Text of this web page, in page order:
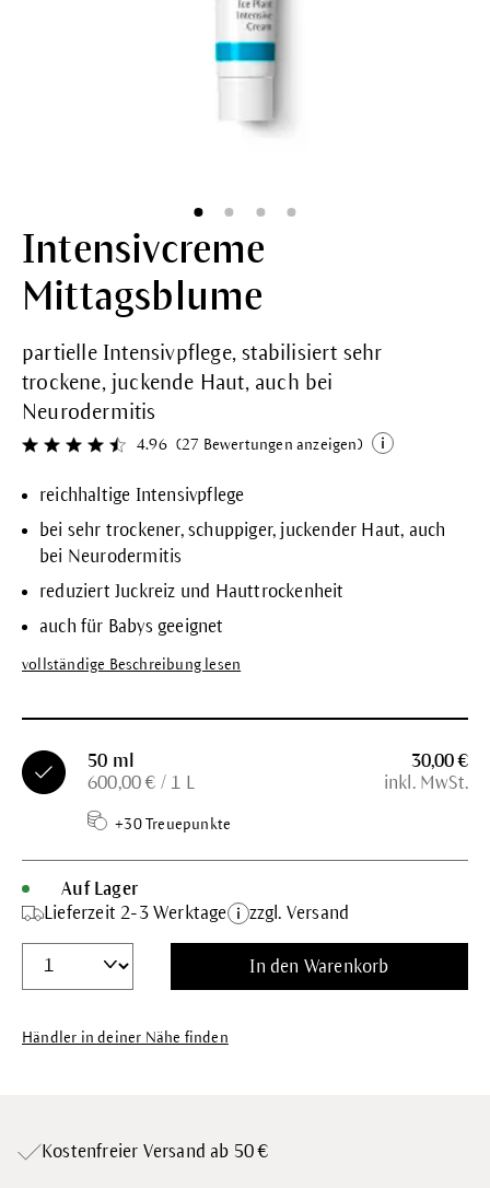
Intensivcreme
Mittagsblume
partielle Intensivpflege, stabilisiert sehr
trockene, juckende Haut, auch bei
Neurodermitis
Durchschnittliche Bewertung von 4.9 von 5 Sternen
4.96 (27 Bewertungen anzeigen)
reichhaltige Intensivpflege
bei sehr trockener, schuppiger, juckender Haut, auch
bei Neurodermitis
reduziert Juckreiz und Hauttrockenheit
auch für Babys geeignet
vollständige Beschreibung lesen
50 ml
600,00 € / 1 L
+30 Treuepunkte
30,00 €
inkl. MwSt.
Auf Lager
Lieferzeit 2-3 Werktage
zzgl. Versand
In den Warenkorb
Händler in deiner Nähe finden
Kostenfreier Versand ab 50 €